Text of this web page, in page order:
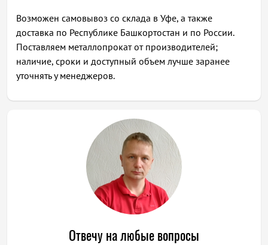
Возможен самовывоз со склада в Уфе, а также
доставка по Республике Башкортостан и по России.
Поставляем металлопрокат от производителей;
наличие, сроки и доступный объем лучше заранее
уточнять у менеджеров.
Отвечу на любые вопросы